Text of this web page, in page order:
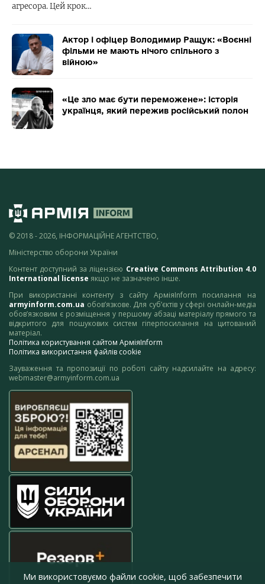
агресора. Цей крок…
Актор і офіцер Володимир Ращук: «Воєнні
фільми не мають нічого спільного з
війною»
«Це зло має бути переможене»: історія
українця, який пережив російський полон
© 2018 - 2026, ІНФОРМАЦІЙНЕ АГЕНТСТВО,
Міністерство оборони України
Контент доступний за ліцензією Creative Commons Attribution 4.0
International license якщо не зазначено інше.
При використанні контенту з сайту АрміяInform посилання на
armyinform.com.ua обов’язкове. Для суб’єктів у сфері онлайн-медіа
обов’язковим є розміщення у першому абзаці матеріалу прямого та
відкритого для пошукових систем гіперпосилання на цитований
матеріал.
Політика користування сайтом АрміяInform
Політика використання файлів cookie
Зауваження та пропозиції по роботі сайту надсилайте на адресу:
webmaster@armyinform.com.ua
Ми використовуємо файли cookie, щоб забезпечити